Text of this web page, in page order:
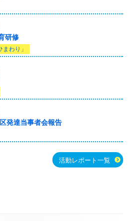
研修
わり」
発達当事者会報告
活動レポート一覧